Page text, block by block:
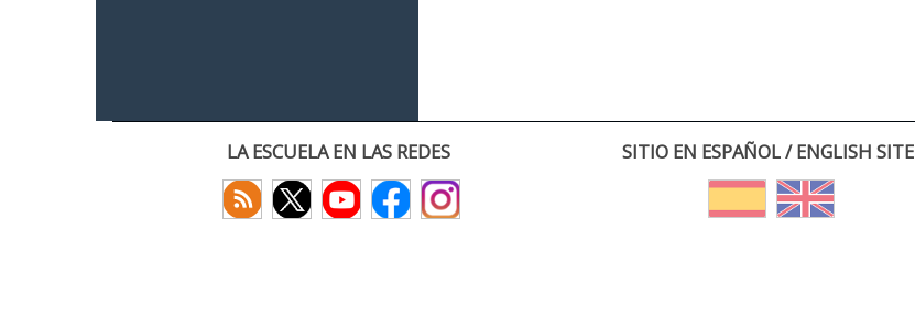
LA ESCUELA EN LAS REDES SITIO EN ESPAÑOL / ENGLISH SITE